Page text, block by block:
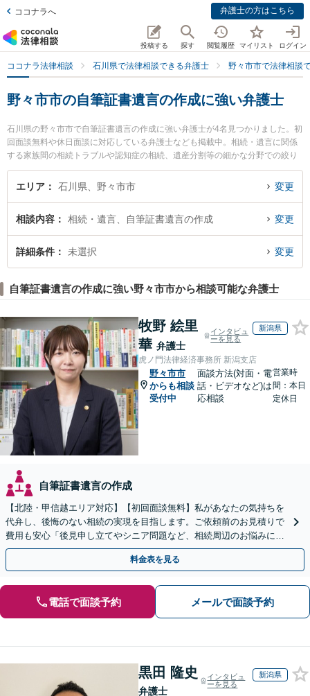
ココナラへ 弁護士の方はこちら
投稿する 探す 閲覧履歴 マイリスト ログイン
ココナラ法律相談 石川県で法律相談できる弁護士 野々市市で法律相談
野々市市の自筆証書遺言の作成に強い弁護士
石川県の野々市市で自筆証書遺言の作成に強い弁護士が4名見つかりました。初
回面談無料や休日面談に対応している弁護士なども掲載中。相続・遺言に関係
する家族間の相続トラブルや認知症の相続、遺産分割等の細かな分野での絞り
込み検索もでき便利です。特にののいち法律事務所の井村 剛弁護士や白山・
野々市法律事務所の春野 しおり弁護士、ののいち法律事務所の木村 弘弁護士の
したい』『自筆証書遺言の作成のトラブル解決の実績豊富な近くの弁護士を検
索したい』『初回相談無料で自筆証書遺言の作成を法律相談できる野々市市内
の弁護士に相談予約したい』などでお困りの相談者さんにおすすめです。
エリア 石川県、野々市市 変更
相談内容 相続・遺言、自筆証書遺言の作成 変更
詳細条件 未選択 変更
自筆証書遺言の作成に強い野々市市から相談可能な弁護士
牧野 絵里
華 弁護士
インタビュ
ーを見る
新潟県
虎ノ門法律経済事務所 新潟支店
野々市市
からも相談
受付中
面談方法(対面・電
話・ビデオなど)は
応相談
営業時
間：本日
定休日
自筆証書遺言の作成
【北陸・甲信越エリア対応】【初回面談無料】私があなたの気持ちを
代弁し、後悔のない相続の実現を目指します。ご依頼前のお見積りで
費用も安心「後見申し立てやシニア問題など、相続周辺のお悩みにも
対処可能」【WEB面談対応】
料金表を見る
電話で面談予約 メールで面談予約
黒田 隆史
弁護士
インタビュ
ーを見る
新潟県